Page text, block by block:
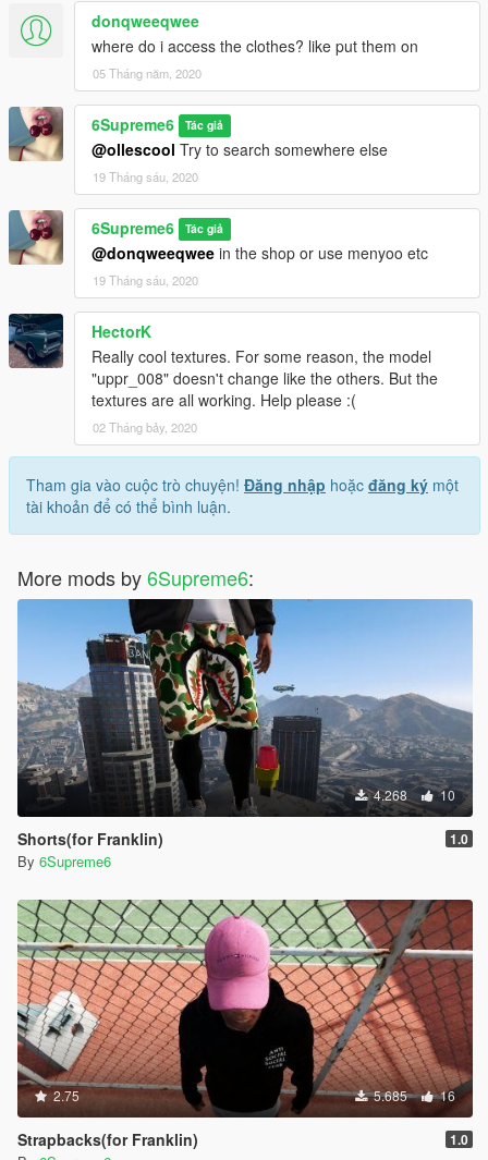
donqweeqwee
where do i access the clothes? like put them on
05 Tháng năm, 2020
6Supreme6 Tác giả
@ollescool Try to search somewhere else
19 Tháng sáu, 2020
6Supreme6 Tác giả
@donqweeqwee in the shop or use menyoo etc
19 Tháng sáu, 2020
HectorK
Really cool textures. For some reason, the model
"uppr_008" doesn't change like the others. But the
textures are all working. Help please :(
02 Tháng bảy, 2020
Tham gia vào cuộc trò chuyện! Đăng nhập hoặc đăng ký một
tài khoản để có thể bình luận.
More mods by6Supreme6:
4.268 10
Shorts(for Franklin) 1.0
By 6Supreme6
2.75 5.685 16
Strapbacks(for Franklin) 1.0